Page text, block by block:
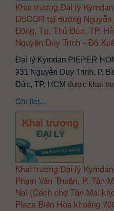
Khai trương Đại lý
DECOR tại đường
Đông, Tp. Thủ Đức, TP.
Nguyễn Duy Trinh - Đỗ
Đại lý Kymdan PIEPER
931 Nguyễn Duy Trinh, P.
Đức, TP. HCM được khai
Chi tiết...
Khai trương Đại lý
Phạm Văn Thuận, P. Tân
Nai (Cách chợ Tân Mai
Plaza Biên Hòa khoảng